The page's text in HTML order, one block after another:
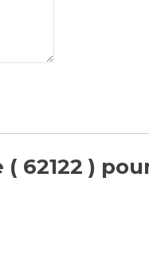
62122 )